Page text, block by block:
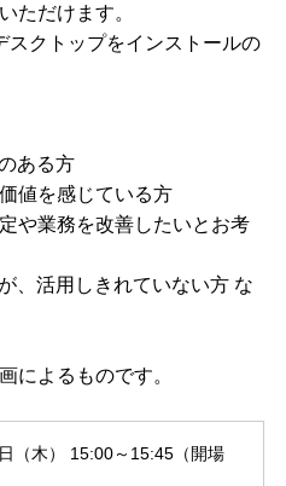
ただけます。
スクトップをインストールの
ある方
値を感じている方
や業務を改善したいとお考
、活用しきれていない方 な
によるものです。
（木） 15:00～15:45（開場